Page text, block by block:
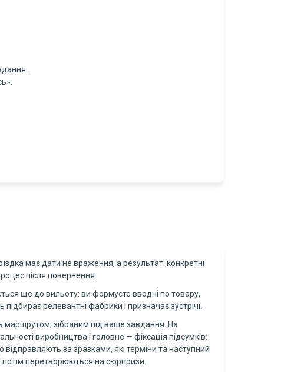
має дати не враження, а результат: конкретні
після повернення.
ще до вильоту: ви формуєте вводні по товару,
релевантні фабрики і призначає зустрічі.
маршрутом, зібраним під ваше завдання. На
виробництва і головне — фіксація підсумків:
за зразками, які терміни та наступний
потім перетворюються на сюрпризи.